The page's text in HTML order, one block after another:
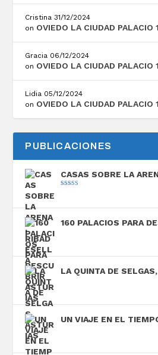
Cristina 31/12/2024
on OVIEDO LA CIUDAD PALACIO
Gracia 06/12/2024
on OVIEDO LA CIUDAD PALACIO
Lidia 05/12/2024
on OVIEDO LA CIUDAD PALACIO
PUBLICACIONES
CASAS SOBRE LA
160 PALACIOS PARA
LA QUINTA DE
UN VIAJE EN EL